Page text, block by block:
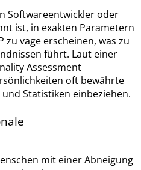
Softwareentwickler oder
ist, in exakten Parametern
zu vage erscheinen, was zu
führt. Laut einer
Assessment
oft bewährte
Statistiken einbeziehen.
mit einer Abneigung